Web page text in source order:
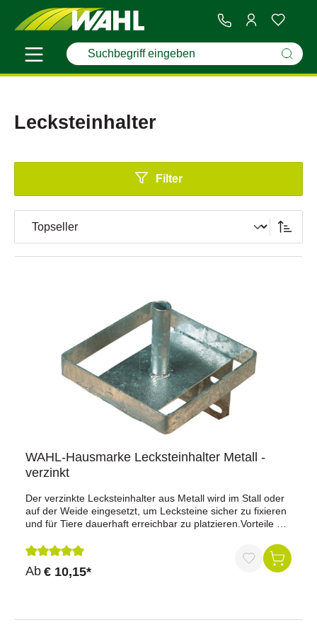
Lecksteinhalter
Filter
WAHL-Hausmarke Lecksteinhalter Metall -
verzinkt
Der verzinkte Lecksteinhalter aus Metall wird im Stall oder
auf der Weide eingesetzt, um Lecksteine sicher zu fixieren
und für Tiere dauerhaft erreichbar zu platzieren.Vorteile auf
Einsatz im Stall- und Außenbereich.Verzinkte Oberfläche:
landwirtschaftlichen Bedingungen.Feste Positionierung:
Durchschnittliche Bewertung von 5 von 5 Sternen
Ab € 10,15*